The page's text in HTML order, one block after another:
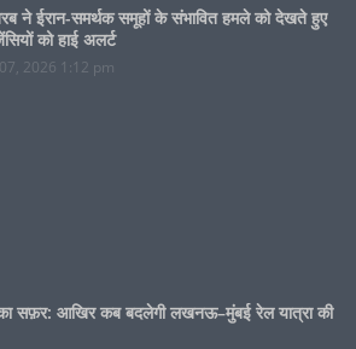
ने ईरान-समर्थक समूहों के संभावित हमले को देखते हुए
को हाई अलर्ट
2026 1:12 pm
सफ़र: आखिर कब बदलेगी लखनऊ–मुंबई रेल यात्रा की